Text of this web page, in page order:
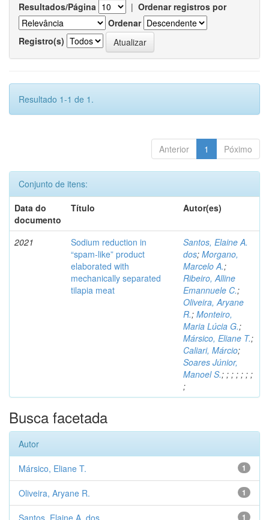
Resultados/Página | Ordenar registros por
Ordenar
Registro(s)
Resultado 1-1 de 1.
Anterior 1 Póximo
Conjunto de itens:
Data do
documento
Título Autor(es)
2021
Sodium reduction in
“spam-like” product
elaborated with
mechanically separated
tilapia meat
Santos, Elaine A.
dos; Morgano,
Marcelo A.;
Ribeiro, Alline
Emannuele C.;
Oliveira, Aryane
R.; Monteiro,
Maria Lúcia G.;
Mársico, Eliane T.;
Caliari, Márcio;
Soares Júnior,
Manoel S.; ; ; ; ; ; ;
;
Busca facetada
Autor
1
Mársico, Eliane T.
1
Oliveira, Aryane R.
1